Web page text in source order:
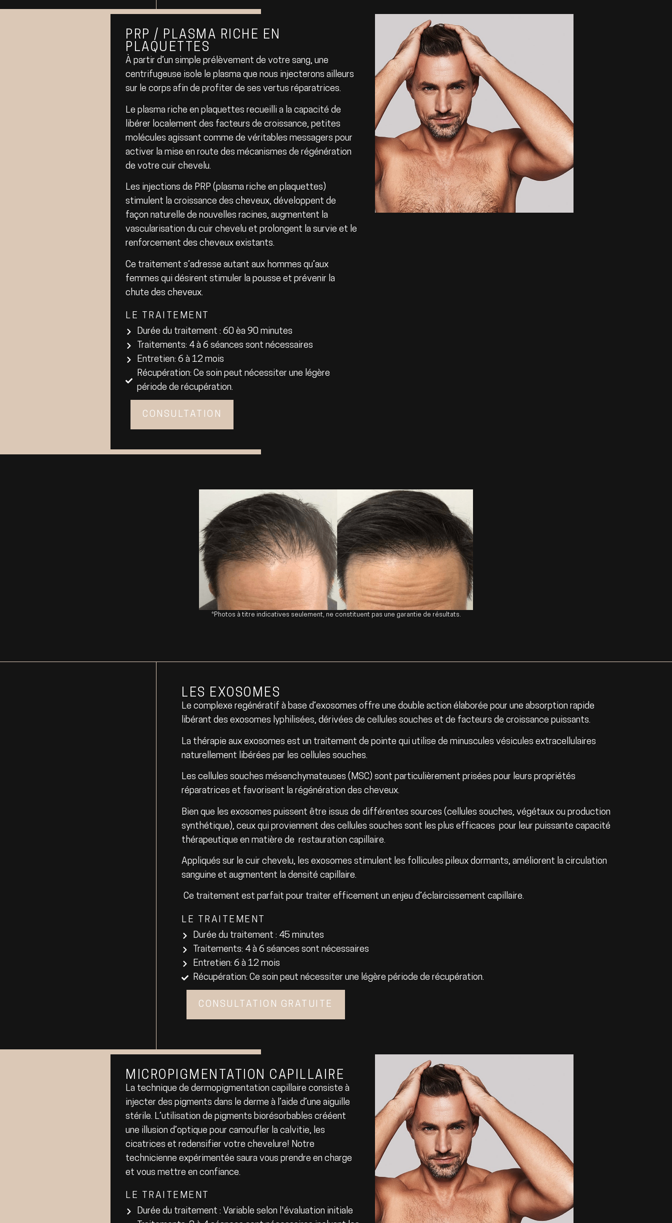
PRP / PLASMA RICHE EN
PLAQUETTES
À partir d’un simple prélèvement de votre sang, une
centrifugeuse isole le plasma que nous injecterons ailleurs
sur le corps afin de profiter de ses vertus réparatrices.
Le plasma riche en plaquettes recueilli a la capacité de
libérer localement des facteurs de croissance, petites
molécules agissant comme de véritables messagers pour
activer la mise en route des mécanismes de régénération
de votre cuir chevelu.
Les injections de PRP (plasma riche en plaquettes)
stimulent la croissance des cheveux, développent de
façon naturelle de nouvelles racines, augmentent la
vascularisation du cuir chevelu et prolongent la survie et le
renforcement des cheveux existants.
Ce traitement s’adresse autant aux hommes qu’aux
femmes qui désirent stimuler la pousse et prévenir la
chute des cheveux.
LE TRAITEMENT
Durée du traitement : 60 èa 90 minutes
Traitements: 4 à 6 séances sont nécessaires
Entretien: 6 à 12 mois
Récupération: Ce soin peut nécessiter une légère
période de récupération.
CONSULTATION
*Photos à titre indicatives seulement, ne constituent pas une garantie de résultats.
LES EXOSOMES
Le complexe regénératif à base d’exosomes offre une double action élaborée pour une absorption rapide
libérant des exosomes lyphilisées, dérivées de cellules souches et de facteurs de croissance puissants.
La thérapie aux exosomes est un traitement de pointe qui utilise de minuscules vésicules extracellulaires
naturellement libérées par les cellules souches.
Les cellules souches mésenchymateuses (MSC) sont particulièrement prisées pour leurs propriétés
réparatrices et favorisent la régénération des cheveux.
Bien que les exosomes puissent être issus de différentes sources (cellules souches, végétaux ou production
synthétique), ceux qui proviennent des cellules souches sont les plus efficaces pour leur puissante capacité
thérapeutique en matière de restauration capillaire.
Appliqués sur le cuir chevelu, les exosomes stimulent les follicules pileux dormants, améliorent la circulation
sanguine et augmentent la densité capillaire.
Ce traitement est parfait pour traiter efficement un enjeu d’éclaircissement capillaire.
LE TRAITEMENT
Durée du traitement : 45 minutes
Traitements: 4 à 6 séances sont nécessaires
Entretien: 6 à 12 mois
Récupération: Ce soin peut nécessiter une légère période de récupération.
CONSULTATION GRATUITE
MICROPIGMENTATION CAPILLAIRE
La technique de dermopigmentation capillaire consiste à
injecter des pigments dans le derme à l’aide d’une aiguille
stérile. L’utilisation de pigments biorésorbables crééent
une illusion d’optique pour camoufler la calvitie, les
cicatrices et redensifier votre chevelure! Notre
technicienne expérimentée saura vous prendre en charge
et vous mettre en confiance.
LE TRAITEMENT
Durée du traitement : Variable selon l'évaluation initiale